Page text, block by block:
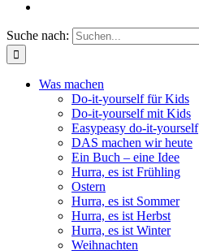
Suche nach:
Was machen
Do-it-yourself für Kids
Do-it-yourself mit Kids
Easypeasy do-it-yourself
DAS machen wir heute
Ein Buch – eine Idee
Hurra, es ist Frühling
Ostern
Hurra, es ist Sommer
Hurra, es ist Herbst
Hurra, es ist Winter
Weihnachten